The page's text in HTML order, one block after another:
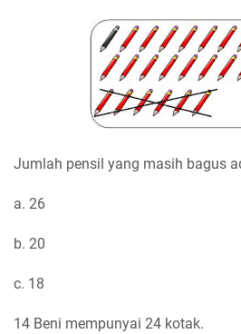
Jumlah pensil yang masih bagus
a. 26
b. 20
c. 18
14 Beni mempunyai 24 kotak.